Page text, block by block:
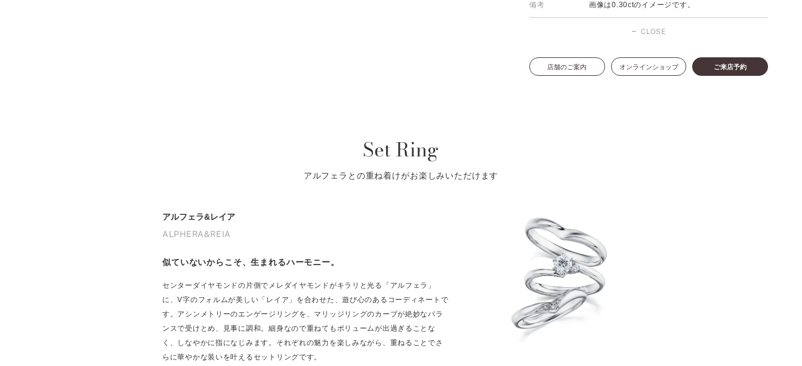
備考
画像は0.30ctのイメージです。
CLOSE
店舗のご案内 オンラインショップ ご来店予約
Set Ring
アルフェラとの重ね着けがお楽しみいただけます
アルフェラ&レイア
ALPHERA&REIA
似ていないからこそ、生まれるハーモニー。
センターダイヤモンドの片側でメレダイヤモンドがキラリと光る「アルフェラ」
に、V字のフォルムが美しい「レイア」を合わせた、遊び心のあるコーディネートで
す。アシンメトリーのエンゲージリングを、マリッジリングのカーブが絶妙なバラ
ンスで受けとめ、見事に調和。細身なので重ねてもボリュームが出過ぎることな
く、しなやかに指になじみます。それぞれの魅力を楽しみながら、重ねることでさ
らに華やかな装いを叶えるセットリングです。